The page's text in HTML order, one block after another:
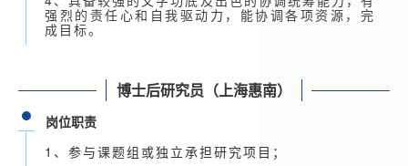
强烈的责任心和自我驱动力，能协调各项资源，完
成目标。
博士后研究员（上海惠南）
岗位职责
1、参与课题组或独立承担研究项目；